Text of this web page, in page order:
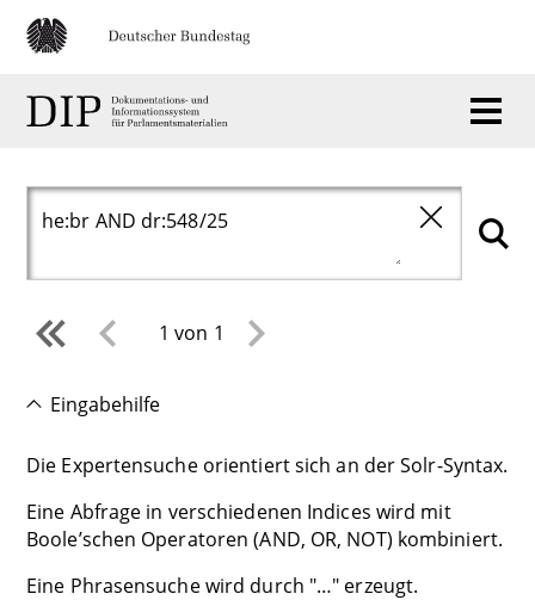
1 von 1
Eingabehilfe
Die Expertensuche orientiert sich an der Solr-Syntax.
Eine Abfrage in verschiedenen Indices wird mit
Boole’schen Operatoren (AND, OR, NOT) kombiniert.
Eine Phrasensuche wird durch "…" erzeugt.